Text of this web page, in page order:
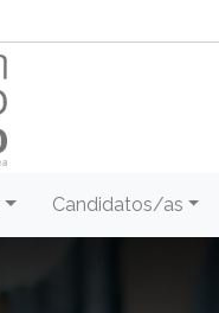
Candidatos/as